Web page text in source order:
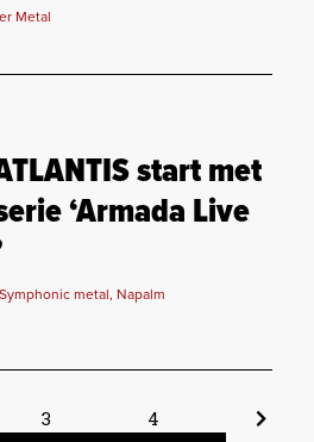
Metal
start met
‘Armada Live
metal, Napalm
3 4